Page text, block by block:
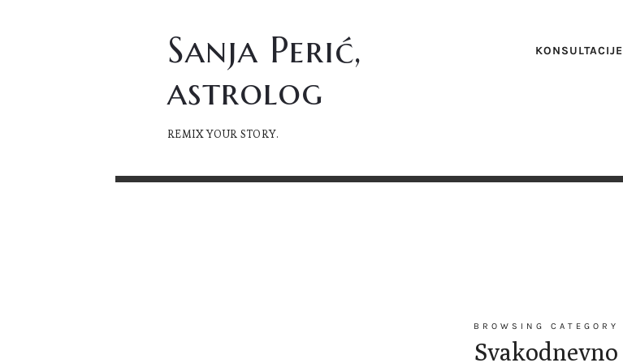
KONSULTACIJE
Sanja
Perić,
astrolog
Sanja Perić,
astrolog
REMIX YOUR STORY.
BROWSING CATEGORY
Svakodnevno